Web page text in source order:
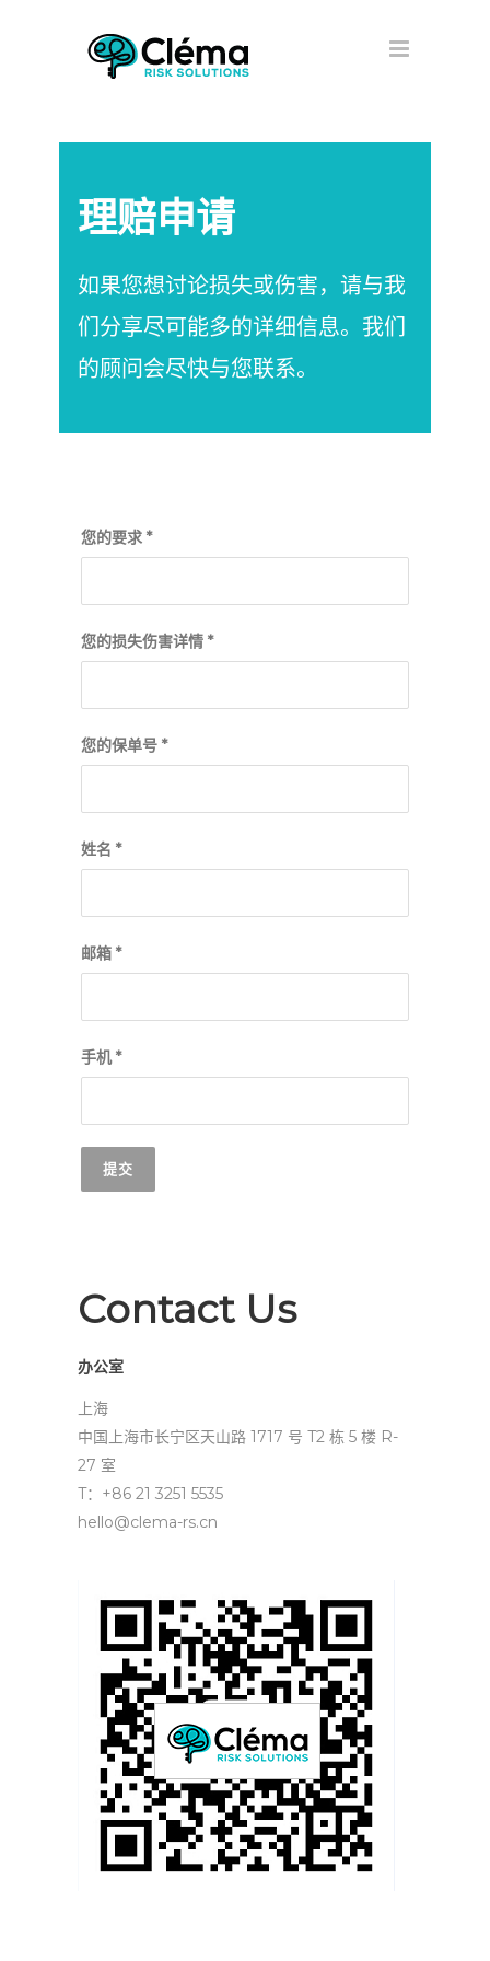
理赔申请
如果您想讨论损失或伤害，请与我
们分享尽可能多的详细信息。我们
的顾问会尽快与您联系。
您的要求 *
您的损失伤害详情 *
您的保单号 *
姓名 *
邮箱 *
手机 *
Contact Us
办公室
上海
中国上海市长宁区天山路 1717 号 T2 栋 5 楼 R-
27 室
T：+86 21 3251 5535
hello@clema-rs.cn